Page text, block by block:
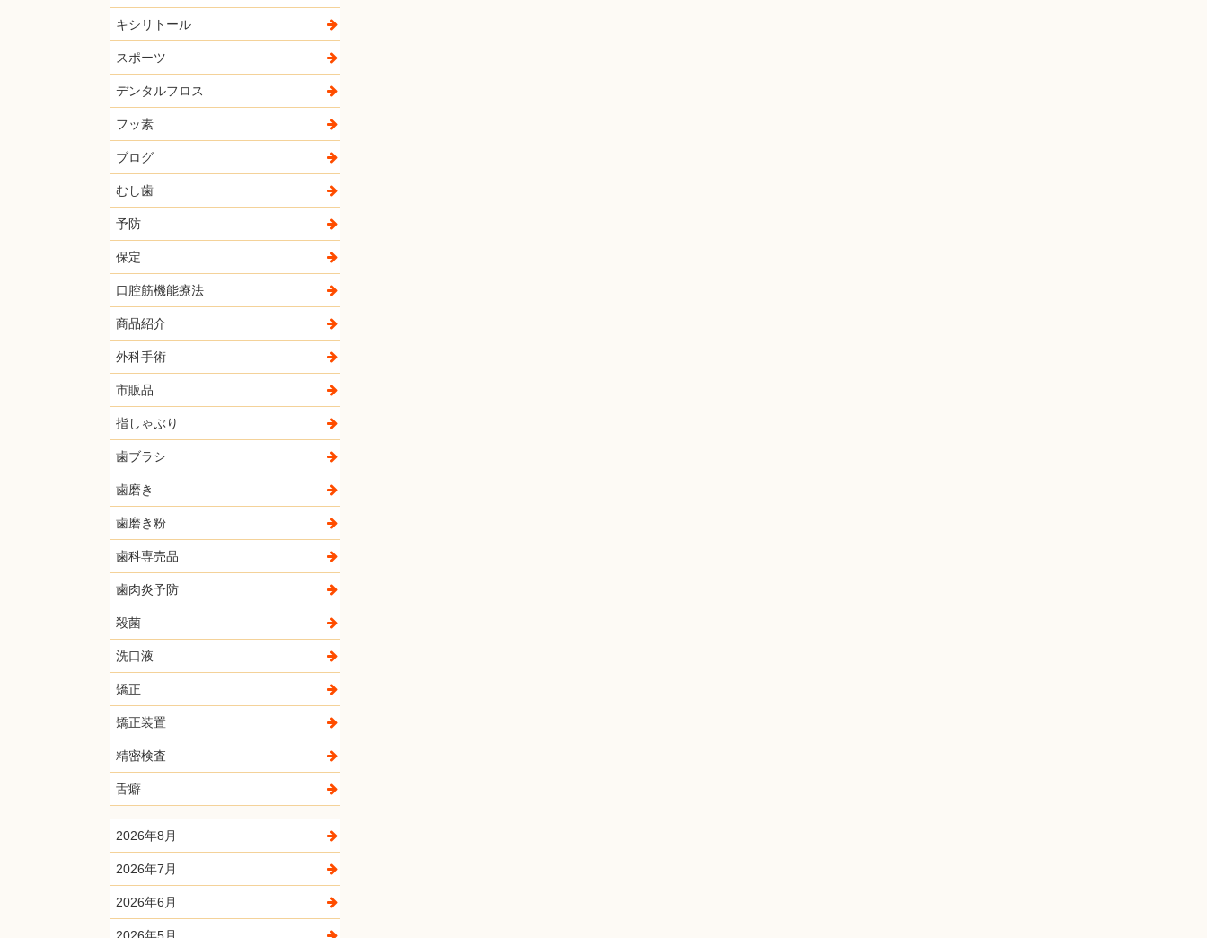
キシリトール
スポーツ
デンタルフロス
フッ素
ブログ
むし歯
予防
保定
口腔筋機能療法
商品紹介
外科手術
市販品
指しゃぶり
歯ブラシ
歯磨き
歯磨き粉
歯科専売品
歯肉炎予防
殺菌
洗口液
矯正
矯正装置
精密検査
舌癖
2026年8月
2026年7月
2026年6月
2026年5月